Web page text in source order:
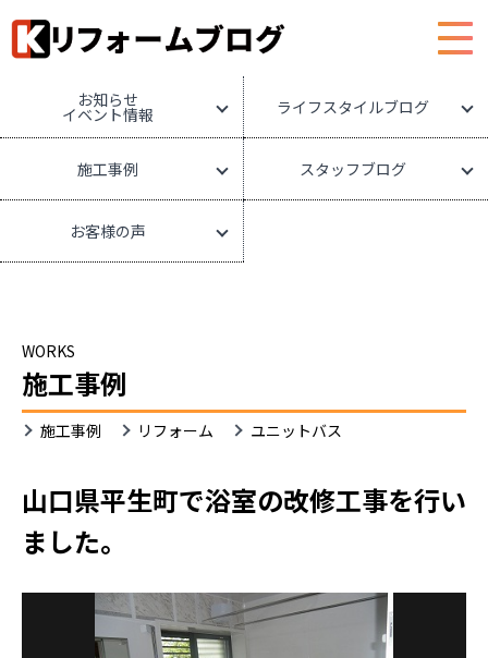
お知らせ
イベント情報 ライフスタイルブログ
施工事例 スタッフブログ
お客様の声
WORKS
施工事例
ユ
ニ
ト
バ
ス
施工事例 リフォーム ユニットバス
山口県平生町で浴室の改修工事を行い
ました。